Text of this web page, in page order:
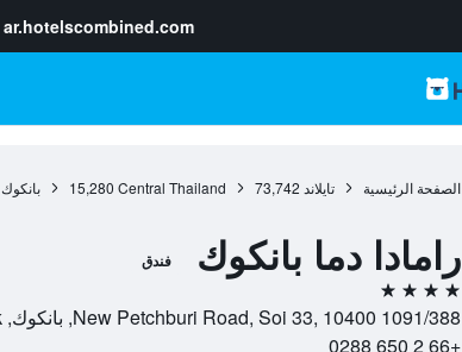
ar.hotelscombined.com
الصفحة الرئيسية تايلاند 73,742
Central Thailand
15,280 بانكوك
رامادا دما بانكوك فندق
4 نجوم
1091/388 New Petchburi Road, Soi 33, 10400, بانكوك, Bangkok, تايلاند
+66 2 650 0288